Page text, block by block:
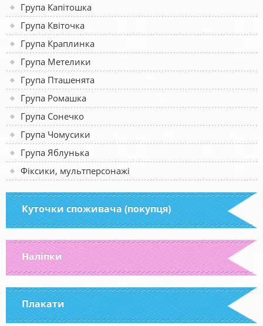
Група Капітошка
Група Квіточка
Група Краплинка
Група Метелики
Група Пташенята
Група Ромашка
Група Сонечко
Група Чомусики
Група Яблунька
Фіксики, мультперсонажі
Куточки споживача (покупця)
Наліпки
Плакати